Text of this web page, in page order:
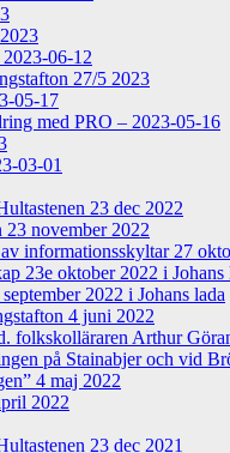
06-12
27/5 2023
05-17
med PRO – 2023-05-16
03-01
23 dec 2022
23 november 2022
informationsskyltar 27
23e oktober 2022 i Johans
2022 i Johans lada
4 juni 2022
folkskolläraren Arthur
på Stainabjer och vid
4 maj 2022
2022
23 dec 2021